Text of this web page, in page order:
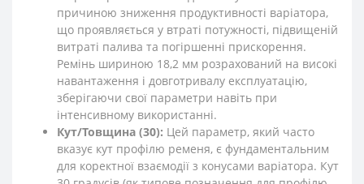
причиною зниження продуктивності варіатора,
що проявляється у втраті потужності, підвищеній
витраті палива та погіршенні прискорення.
Ремінь шириною 18,2 мм розрахований на високі
навантаження і довготривалу експлуатацію,
зберігаючи свої параметри навіть при
інтенсивному використанні.
Кут/Товщина (30): Цей параметр, який часто
вказує кут профілю ременя, є фундаментальним
для коректної взаємодії з конусами варіатора. Кут